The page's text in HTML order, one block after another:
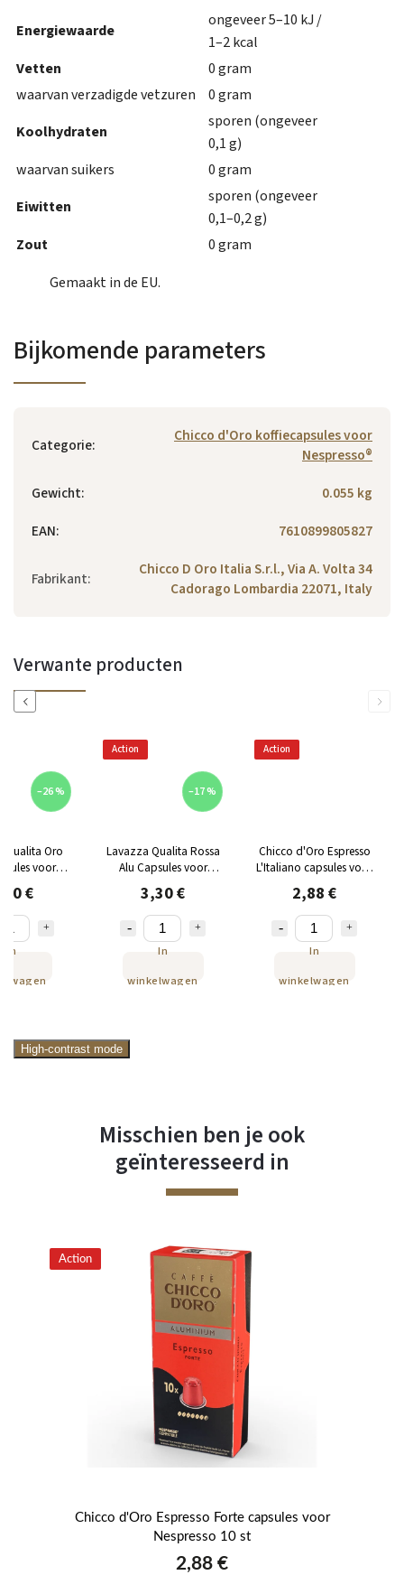
Energiewaarde
ongeveer 5–10 kJ /
1–2 kcal
Vetten
0 gram
waarvan verzadigde vetzuren
0 gram
Koolhydraten
sporen (ongeveer
0,1 g)
waarvan suikers
0 gram
Eiwitten
sporen (ongeveer
0,1–0,2 g)
Zout
0 gram
Gemaakt in de EU.
Bijkomende parameters
Categorie:
Chicco d'Oro koffiecapsules voor
Nespresso®
Gewicht:
0.055 kg
EAN: 7610899805827
Fabrikant:
Chicco D Oro Italia S.r.l., Via A. Volta 34
Cadorago Lombardia 22071, Italy
Verwante producten
Previous
–26 %
Qualita Oro
voor
10 st
€
In
Action
–17 %
Lavazza Qualita Rossa
Alu Capsules voor
Nespresso 10 st
3,30 €
In
winkelwagen
Action
Chicco d'Oro Espresso
L'Italiano capsules voor
Nespresso 10 st
2,88 €
In
winkelwagen
Next
High-contrast mode
Misschien ben je ook
geïnteresseerd in
Action
Chicco d'Oro Espresso Forte capsules voor
Nespresso 10 st
2,88 €